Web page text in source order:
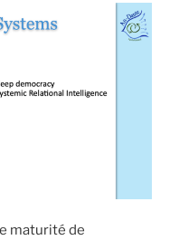
maturité de